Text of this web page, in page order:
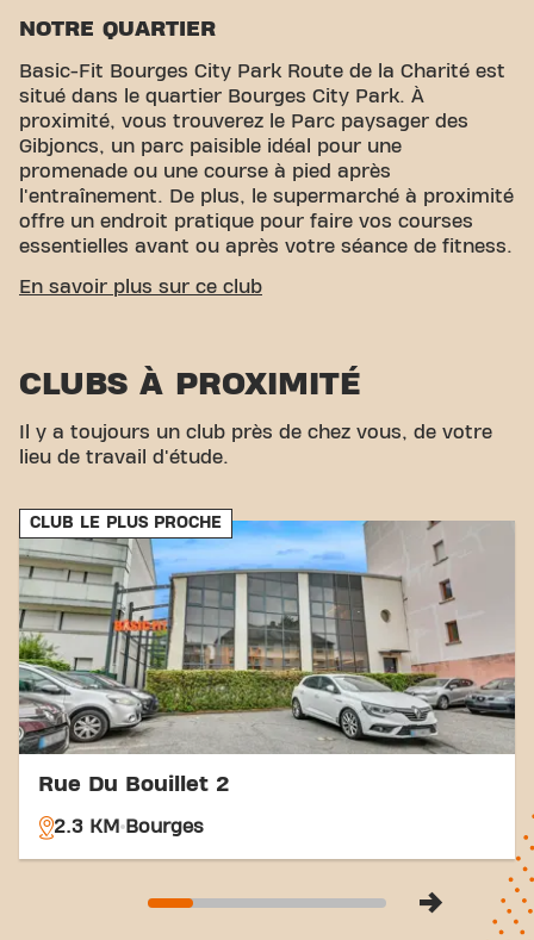
NOTRE QUARTIER
Basic-Fit Bourges City Park Route de la Charité est
situé dans le quartier Bourges City Park. À
proximité, vous trouverez le Parc paysager des
Gibjoncs, un parc paisible idéal pour une
promenade ou une course à pied après
l'entraînement. De plus, le supermarché à proximité
offre un endroit pratique pour faire vos courses
essentielles avant ou après votre séance de fitness.
ACCESSIBILITÉ FACILE
Parking:Un parking est disponible à proximité.
sont idéalement situés.
Train:Gare de Bourges est la gare la plus proche.
de transport accessibles, atteindre vos objectifs de
remise en forme n'a jamais été aussi simple. Venez
au Basic-Fit Bourges City Park Route de la Charité
in Bourgeset faites partie de notre communauté
fitness.
En savoir plus sur ce club
CLUBS À PROXIMITÉ
Il y a toujours un club près de chez vous, de votre
lieu de travail d'étude.
CLUB LE PLUS PROCHE
Rue Du Bouillet 2
2.3 KM Bourges